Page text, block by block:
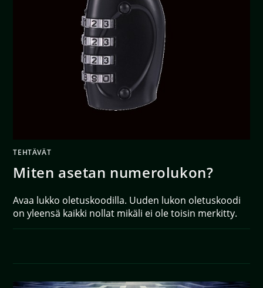
TEHTÄVÄT
Miten asetan numerolukon?
Avaa lukko oletuskoodilla. Uuden lukon oletuskoodi
on yleensä kaikki nollat mikäli ei ole toisin merkitty.